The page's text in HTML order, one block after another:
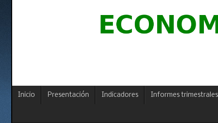
Inicio Presentación Indicadores Informes trimestrales